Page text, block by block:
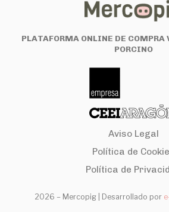
PLATAFORMA ONLINE DE COMPRA
PORCINO
Aviso Legal
Política de
Política de
2026 – Mercopig | Desarrollado por